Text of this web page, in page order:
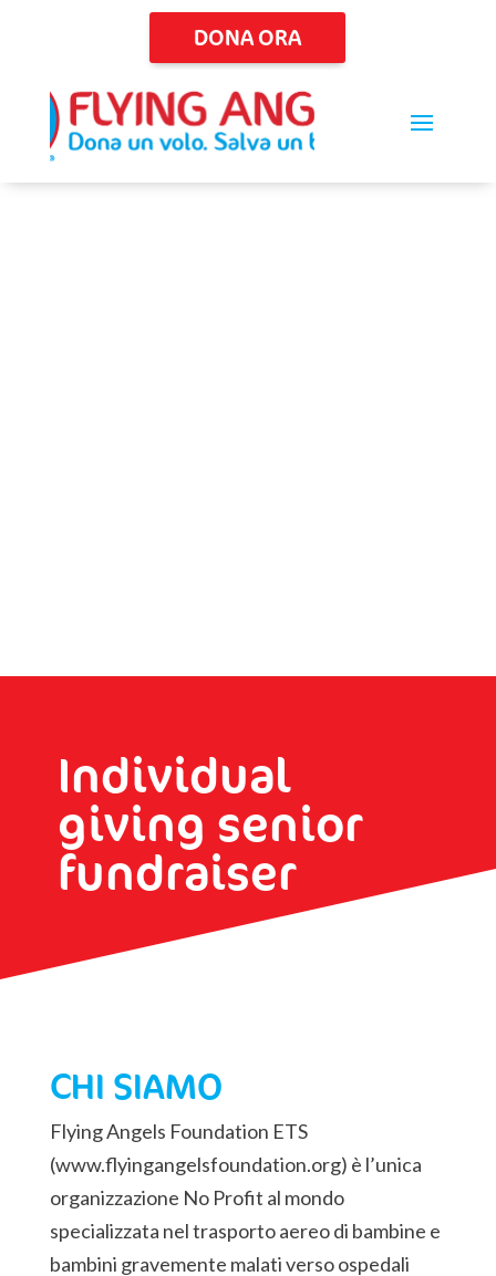
DONA ORA
Individual
giving senior
fundraiser
CHI SIAMO
Flying Angels Foundation ETS
(www.flyingangelsfoundation.org) è l’unica
organizzazione No Profit al mondo
specializzata nel trasporto aereo di bambine e
bambini gravemente malati verso ospedali